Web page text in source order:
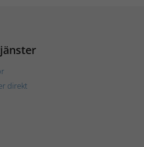
direkt